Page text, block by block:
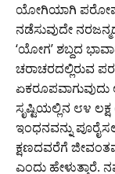
ಯೋಗಿಯಾಗಿ
ನಡೆಸುವುದೇ
‘ಯೋಗ’ ಶಬ್ದದ
ಚರಾಚರದಲ್ಲಿರುವ
ಏಕರೂಪವಾಗುವುದು
ಸೃಷ್ಟಿಯಲ್ಲಿನ ೮೪
ಇಂಧನವನ್ನು
ಕ್ಷಣದವರೆಗೆ
ಎಂದು ಹೇಳುತ್ತಾರೆ.